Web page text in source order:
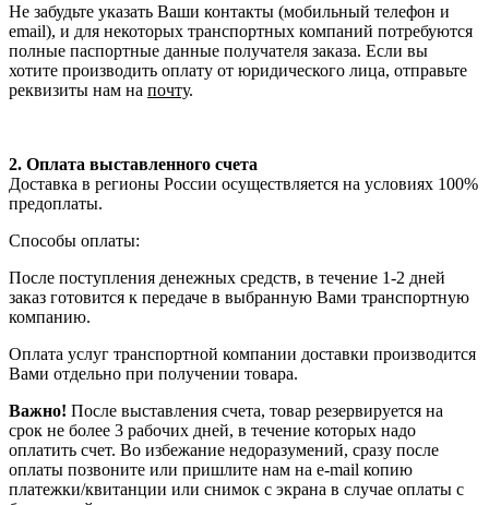
Не забудьте указать Ваши контакты (мобильный телефон и
email), и для некоторых транспортных компаний потребуются
полные паспортные данные получателя заказа. Если вы
хотите производить оплату от юридического лица, отправьте
реквизиты нам на почту.
2. Оплата выставленного счета
Доставка в регионы России осуществляется на условиях 100%
предоплаты.
Способы оплаты:
После поступления денежных средств, в течение 1-2 дней
заказ готовится к передаче в выбранную Вами транспортную
компанию.
Оплата услуг транспортной компании доставки производится
Вами отдельно при получении товара.
Важно! После выставления счета, товар резервируется на
срок не более 3 рабочих дней, в течение которых надо
оплатить счет. Во избежание недоразумений, сразу после
оплаты позвоните или пришлите нам на e-mail копию
платежки/квитанции или снимок с экрана в случае оплаты с